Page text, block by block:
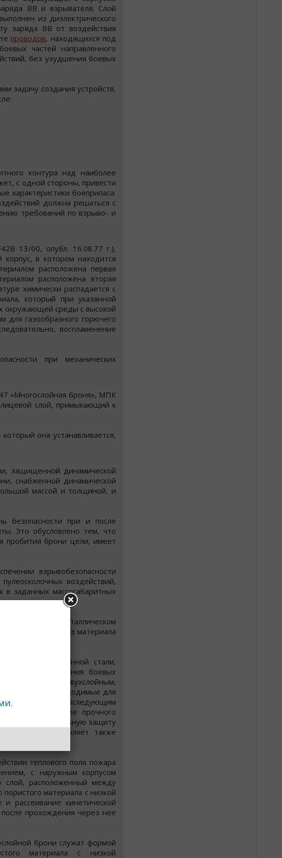
ВВ и взрывателя. Слой
из диэлектрического
заряда ВВ от воздействия
проводов, находящихся под
частей направленного
без ухудшения боевых
задачу создания устройств,
контура над наиболее
с одной стороны, привести
характеристики боеприпаса.
должна решаться с
требований по взрыво- и
13/00, опубл. 16.08.77 г.),
в котором находится
расположена первая
расположена вторая
химически распадается с
который при указанной
окружающей среды с высокой
для газообразного горючего
воспламенение
при механических
«Многослойная броня», МПК
слой, примыкающий к
она устанавливается,
защищенной динамической
снабженной динамической
массой и толщиной, и
безопасности при и после
Это обусловлено тем, что
пробития брони цели, имеет
взрывобезопасности
воздействий,
заданных массогабаритных
в металлическом
слой выполнен из материала
брони.
легированной стали,
для сохранения боевых
выполнен двухслойным,
сохранены необходимые для
его подрыве с последующим
корпуса из более прочного
дополнительную защиту
позволяет также
теплового поля пожара
с наружным корпусом
слой, расположенный между
материала с низкой
рассеивание кинетической
прохождения через нее
брони служат формой
материала с низкой